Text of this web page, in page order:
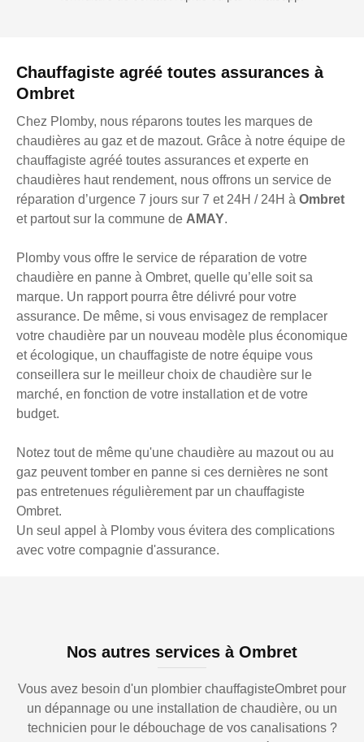
Chauffagiste agréé toutes assurances à
Ombret
Chez Plomby, nous réparons toutes les marques de
chaudières au gaz et de mazout. Grâce à notre équipe de
chauffagiste agréé toutes assurances et experte en
chaudières haut rendement, nous offrons un service de
réparation d’urgence 7 jours sur 7 et 24H / 24H à Ombret
et partout sur la commune de AMAY.
Plomby vous offre le service de réparation de votre
chaudière en panne à Ombret, quelle qu’elle soit sa
marque. Un rapport pourra être délivré pour votre
assurance. De même, si vous envisagez de remplacer
votre chaudière par un nouveau modèle plus économique
et écologique, un chauffagiste de notre équipe vous
conseillera sur le meilleur choix de chaudière sur le
marché, en fonction de votre installation et de votre
budget.
Notez tout de même qu'une chaudière au mazout ou au
gaz peuvent tomber en panne si ces dernières ne sont
pas entretenues régulièrement par un chauffagiste
Ombret.
Un seul appel à Plomby vous évitera des complications
avec votre compagnie d'assurance.
Nos autres services à Ombret
Vous avez besoin d'un plombier chauffagisteOmbret pour
un dépannage ou une installation de chaudière, ou un
technicien pour le débouchage de vos canalisations ?